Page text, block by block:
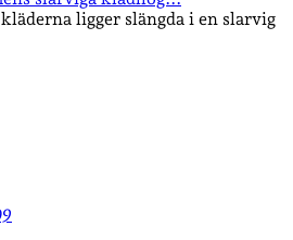
ligger slängda i en slarvig